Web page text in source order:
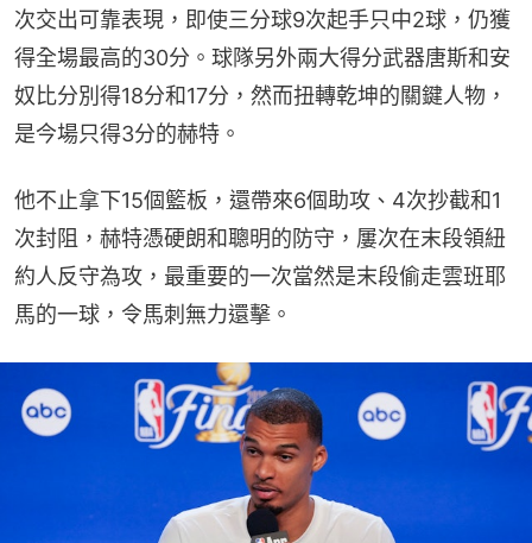
次交出可靠表現，即使三分球9次起手只中2球，仍獲
得全場最高的30分。球隊另外兩大得分武器唐斯和安
奴比分別得18分和17分，然而扭轉乾坤的關鍵人物，
是今場只得3分的赫特。
他不止拿下15個籃板，還帶來6個助攻、4次抄截和1
次封阻，赫特憑硬朗和聰明的防守，屢次在末段領紐
約人反守為攻，最重要的一次當然是末段偷走雲班耶
馬的一球，令馬刺無力還擊。